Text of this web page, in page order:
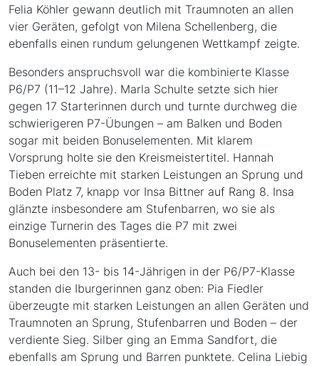
Felia Köhler gewann deutlich mit Traumnoten an allen
vier Geräten, gefolgt von Milena Schellenberg, die
ebenfalls einen rundum gelungenen Wettkampf zeigte.
Besonders anspruchsvoll war die kombinierte Klasse
P6/P7 (11–12 Jahre). Marla Schulte setzte sich hier
gegen 17 Starterinnen durch und turnte durchweg die
schwierigeren P7-Übungen – am Balken und Boden
sogar mit beiden Bonuselementen. Mit klarem
Vorsprung holte sie den Kreismeistertitel. Hannah
Tieben erreichte mit starken Leistungen an Sprung und
Boden Platz 7, knapp vor Insa Bittner auf Rang 8. Insa
glänzte insbesondere am Stufenbarren, wo sie als
einzige Turnerin des Tages die P7 mit zwei
Bonuselementen präsentierte.
Auch bei den 13- bis 14-Jährigen in der P6/P7-Klasse
standen die Iburgerinnen ganz oben: Pia Fiedler
überzeugte mit starken Leistungen an allen Geräten und
Traumnoten an Sprung, Stufenbarren und Boden – der
verdiente Sieg. Silber ging an Emma Sandfort, die
ebenfalls am Sprung und Barren punktete. Celina Liebig